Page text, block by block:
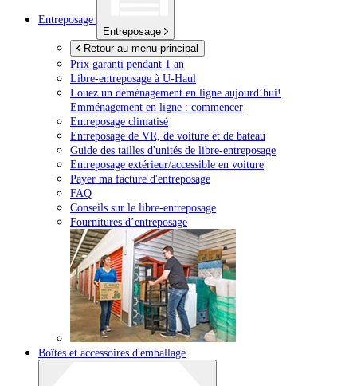
Entreposage
Entreposage
Retour au menu principal
Prix garanti pendant 1 an
Libre-entreposage à U-Haul
Louez un déménagement en ligne aujourd’hui!
Emménagement en ligne : commencer
Entreposage climatisé
Entreposage de VR, de voiture et de bateau
Guide des tailles d'unités de libre-entreposage
Entreposage extérieur/accessible en voiture
Payer ma facture d'entreposage
FAQ
Conseils sur le libre-entreposage
Fournitures d’entreposage
Boîtes et accessoires d'emballage